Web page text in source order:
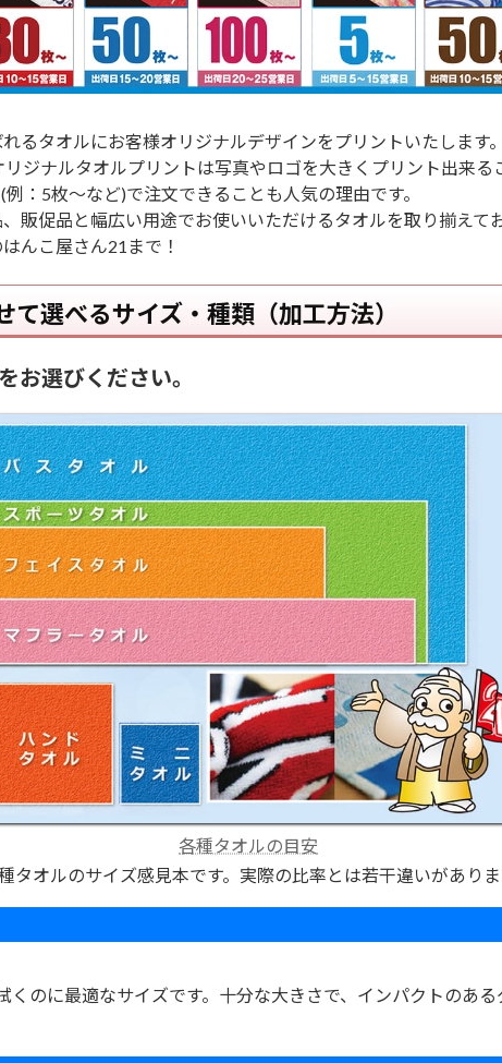
るタオルにお客様オリジナルデザインをプリントいたします。
ジナルタオルプリントは写真やロゴを大きくプリント出来る
：5枚～など)で注文できることも人気の理由です。
販促品と幅広い用途でお使いいただけるタオルを取り揃えて
んこ屋さん21まで！
て選べるサイズ・種類（加工方法）
お選びください。
各種タオルの目安
タオルのサイズ感見本です。 実際の比率とは若干違いがありま
くのに最適なサイズです。十分な大きさで、インパクトのあ